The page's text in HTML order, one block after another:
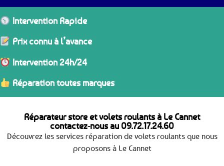
Intervention Rapide
Prix connu à l’avance
Intervention 24h/24
Réparation toutes marques
Réparateur store et volets roulants à Le Cannet
contactez-nous au 09.72.17.24.60
Découvrez les services réparation de volets roulants que nous
proposons à Le Cannet